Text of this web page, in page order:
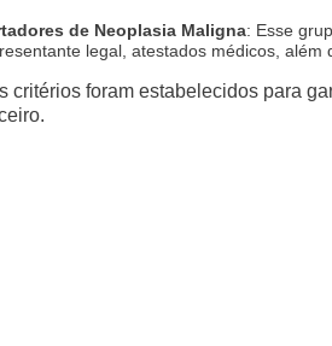
de Neoplasia Maligna: Esse
legal, atestados médicos,
critérios foram estabelecidos para